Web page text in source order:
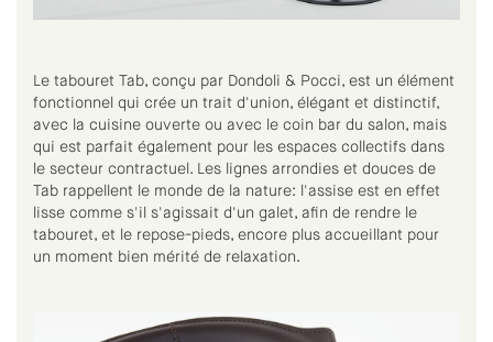
Le tabouret Tab, conçu par Dondoli & Pocci, est un élément
fonctionnel qui crée un trait d'union, élégant et distinctif,
avec la cuisine ouverte ou avec le coin bar du salon, mais
qui est parfait également pour les espaces collectifs dans
le secteur contractuel. Les lignes arrondies et douces de
Tab rappellent le monde de la nature: l'assise est en effet
lisse comme s'il s'agissait d'un galet, afin de rendre le
tabouret, et le repose-pieds, encore plus accueillant pour
un moment bien mérité de relaxation.